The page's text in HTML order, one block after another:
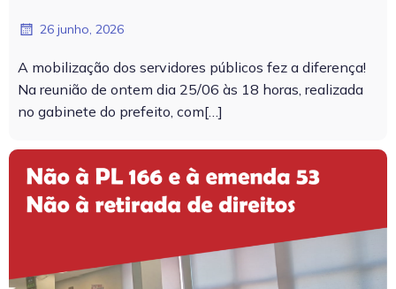
26 junho, 2026
A mobilização dos servidores públicos fez a diferença!
Na reunião de ontem dia 25/06 às 18 horas, realizada
no gabinete do prefeito, com[…]